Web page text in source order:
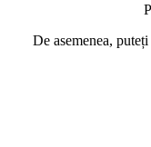
De asemenea,